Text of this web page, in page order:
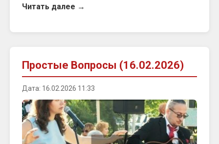
Читать далее →
Простые Вопросы (16.02.2026)
Дата: 16.02.2026 11:33